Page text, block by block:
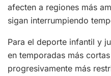
afecten a regiones más
sigan interrumpiendo
Para el deporte infantil y
en temporadas más
progresivamente más